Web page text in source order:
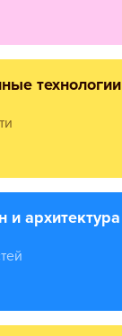
технологии
и архитектура